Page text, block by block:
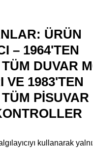
ÜRÜN
– 1964'TEN
DUVAR
VE 1983'TEN
PISUVAR
kullanarak